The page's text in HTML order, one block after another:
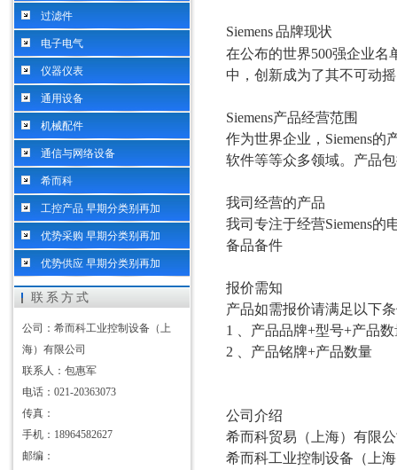
过滤件
电子电气
仪器仪表
通用设备
机械配件
通信与网络设备
希而科
工控产品 早期分类别再加
优势采购 早期分类别再加
优势供应 早期分类别再加
联系方式
公司：希而科工业控制设备（上
海）有限公司
联系人：包惠军
电话：021-20363073
传真：
手机：18964582627
邮编：
Siemens品牌现状
在公布的世界500强企业名
中，创新成为了其不可动
Siemens产品经营范围
作为世界企业，Siemens
软件等等众多领域。产品
我司经营的产品
我司专注于经营Siemens
备品备件
报价需知
产品如需报价请满足以下
1 、产品品牌+型号+产品
2 、产品铭牌+产品数量
公司介绍
希而科贸易（上海）有限
希而科工业控制设备（上